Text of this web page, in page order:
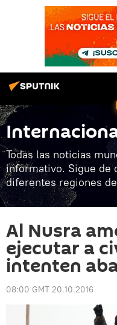
Todas las noticias
informativo. Sigue de
diferentes regiones
Al Nusra
ejecutar a
intenten
08:00 GMT 20.10.2016